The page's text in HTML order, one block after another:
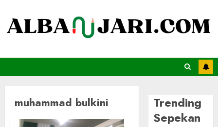
muhammad bulkini
Trending
Sepekan